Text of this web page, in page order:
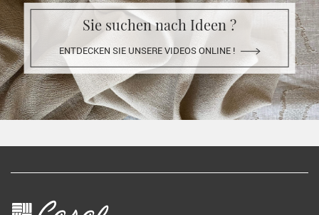
Sie suchen nach Ideen ?
ENTDECKEN SIE UNSERE VIDEOS ONLINE !